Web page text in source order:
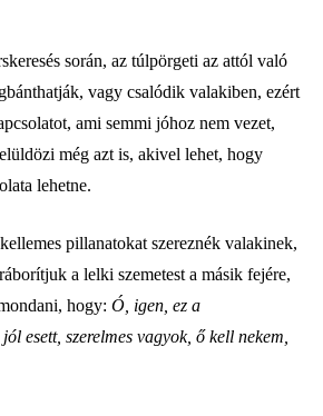
során, az túlpörgeti az attól való
vagy csalódik valakiben, ezért
ami semmi jóhoz nem vezet,
még azt is, akivel lehet, hogy
lehetne.
pillanatokat szereznék valakinek,
a lelki szemetest a másik fejére,
hogy: Ó, igen, ez a
esett, szerelmes vagyok, ő kell nekem,